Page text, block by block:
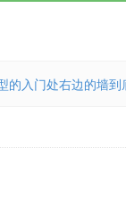
的入门处右边的墙